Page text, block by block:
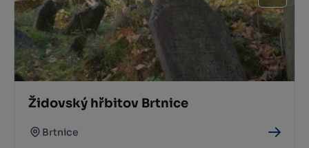
Židovský hřbitov Brtnice
Brtnice